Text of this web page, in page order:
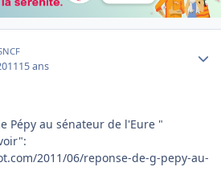
15 ans
Pépy au sénateur de l'Eure "
2011/06/reponse-de-g-pepy-au-